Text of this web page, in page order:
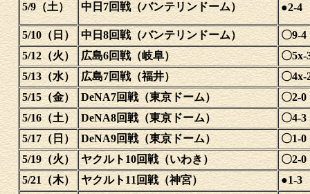
5/9（土） 中日7回戦（バンテリンドーム） ●2-4
5/10（日） 中日8回戦（バンテリンドーム）
〇9-4
5/12（火） 広島6回戦（岐阜）
〇5x-
5/13（水） 広島7回戦（福井）
〇4x-
5/15（金） DeNA7回戦（東京ドーム）
〇2-0
5/16（土） DeNA8回戦（東京ドーム）
〇4-3
5/17（日）
DeNA9回戦（東京ドーム）
〇1-0
5/19（火） ヤクルト10回戦（いわき）
〇2-0
5/21（木）
ヤクルト11回戦（神宮）
●1-3